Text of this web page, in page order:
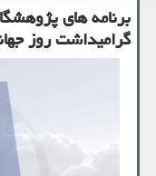
برنامه های
گرامیداشت روز